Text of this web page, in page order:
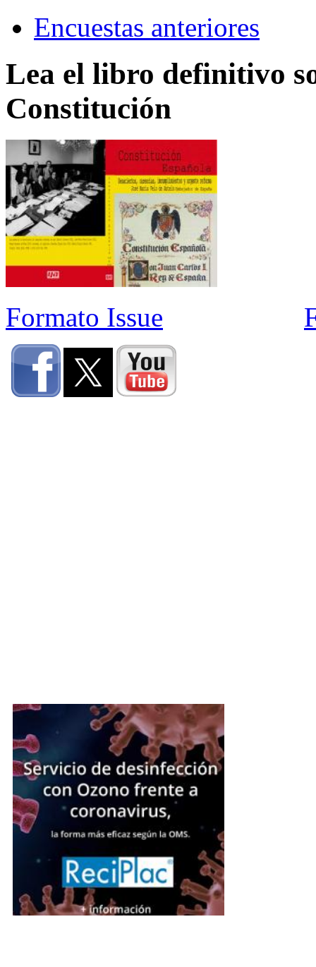
Encuestas anteriores
Lea el libro definitivo
Constitución
Formato Issue